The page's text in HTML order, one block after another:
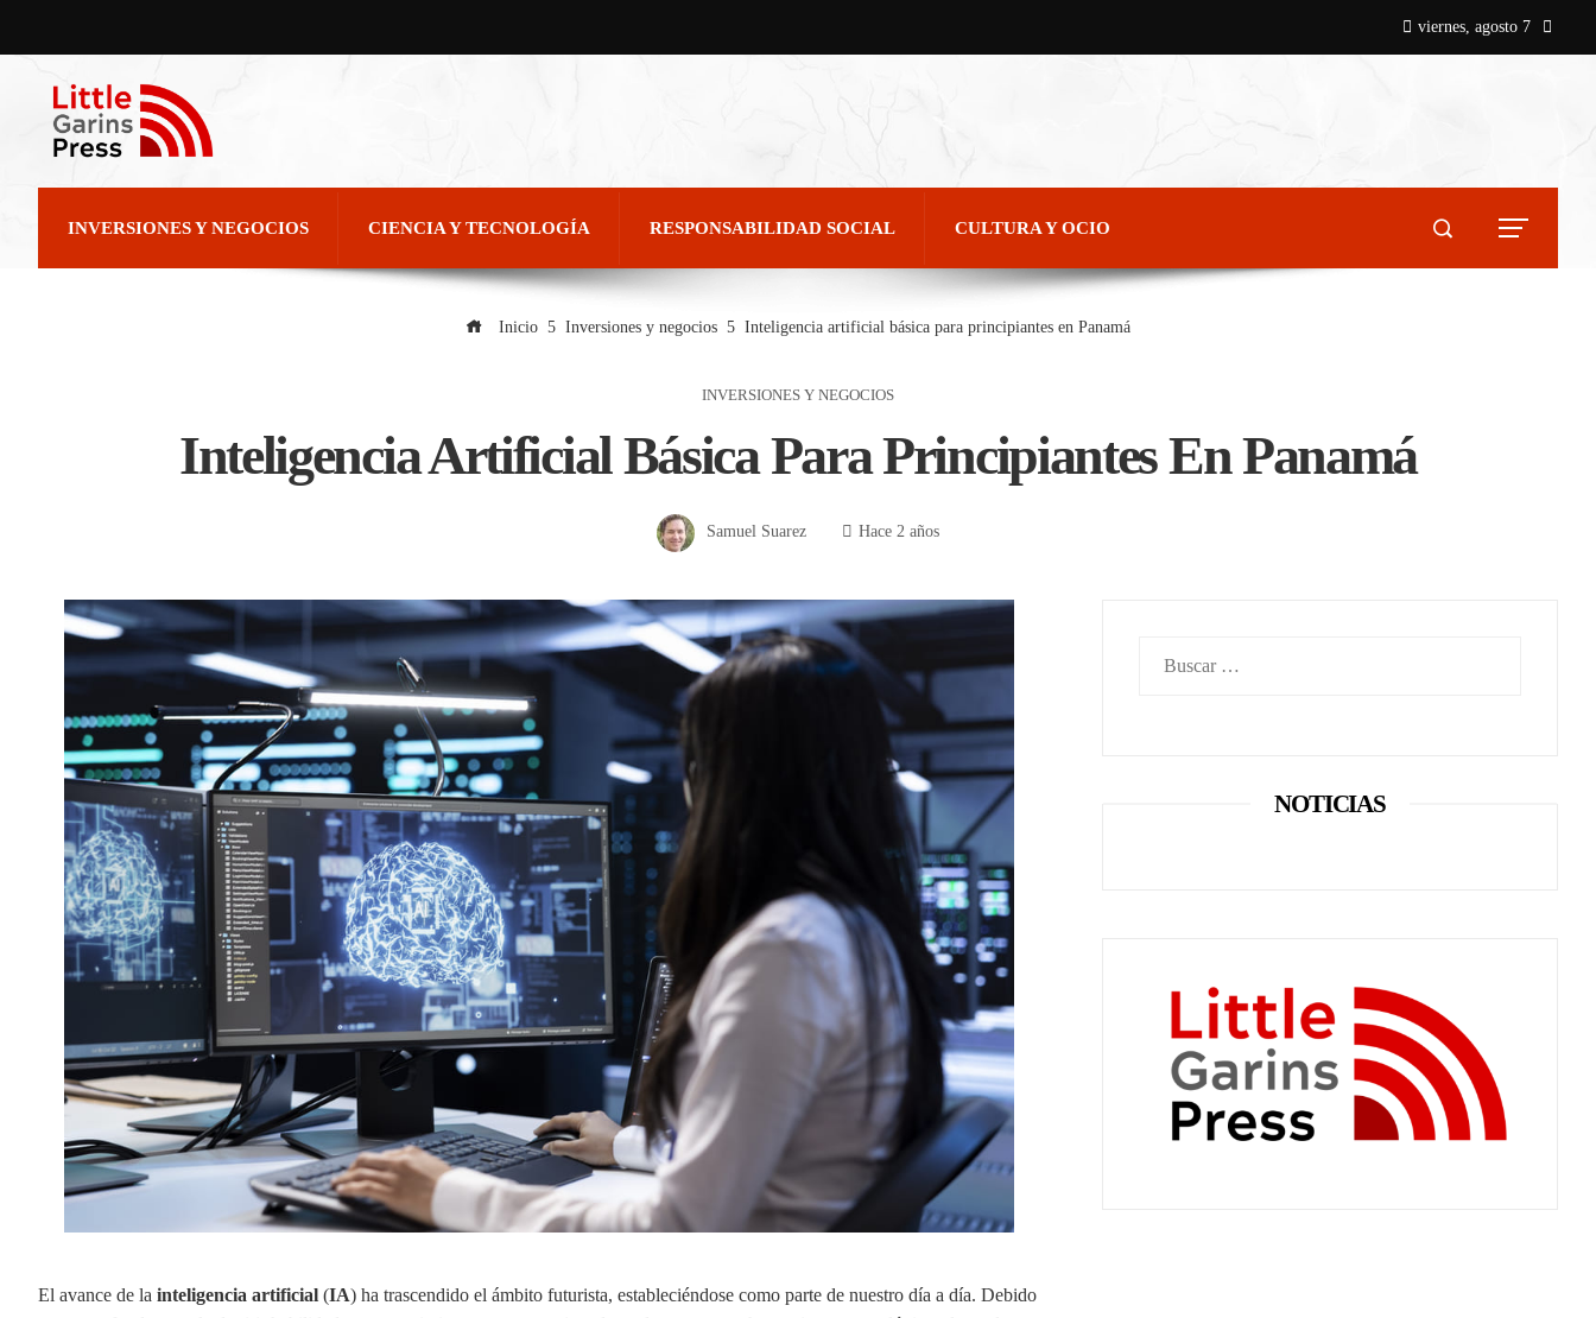
viernes, agosto 7
INVERSIONES Y NEGOCIOS CIENCIA Y TECNOLOGÍA RESPONSABILIDAD SOCIAL CULTURA Y OCIO
Inicio Inversiones y negocios Inteligencia artificial básica para principiantes en Panamá
INVERSIONES Y NEGOCIOS
Inteligencia Artificial Básica Para Principiantes En Panamá
Samuel Suarez Hace 2 años
El avance de la inteligencia artificial (IA) ha trascendido el ámbito futurista, estableciéndose como parte de nuestro día a día. Debido
NOTICIAS